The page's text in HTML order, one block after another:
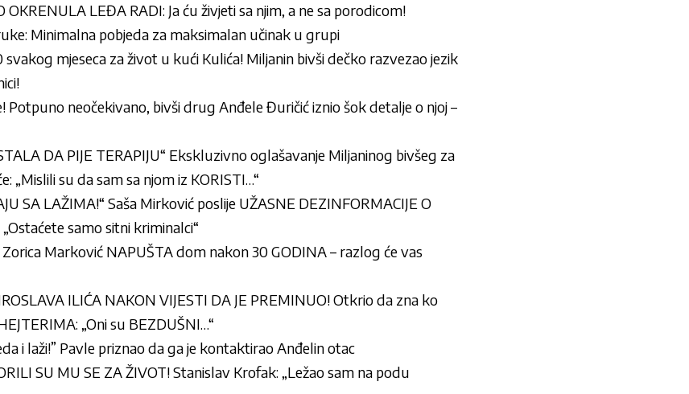
LEĐA RADI: Ja ću živjeti sa njim, a ne sa porodicom!
Minimalna pobjeda za maksimalan učinak u grupi
svakog mjeseca za život u kući Kulića! Miljanin bivši dečko razvezao jezik
Potpuno neočekivano, bivši drug Anđele Đuričić iznio šok detalje o njoj –
DA PIJE TERAPIJU“ Ekskluzivno oglašavanje Miljaninog bivšeg za
„Mislili su da sam sa njom iz KORISTI…“
SA LAŽIMA!“ Saša Mirković poslije UŽASNE DEZINFORMACIJE O
samo sitni kriminalci“
Marković NAPUŠTA dom nakon 30 GODINA – razlog će vas
ILIĆA NAKON VIJESTI DA JE PREMINUO! Otkrio da zna ko
„Oni su BEZDUŠNI…“
i laži!” Pavle priznao da ga je kontaktirao Anđelin otac
SU MU SE ZA ŽIVOT! Stanislav Krofak: „Ležao sam na podu